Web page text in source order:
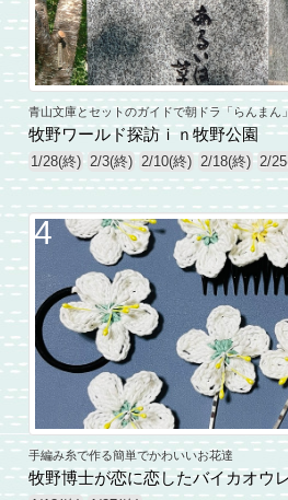
青山文庫とセットのガイドで朝ドラ「らんまん
牧野ワールド探訪ｉｎ牧野公園
1/28(終) 2/3(終) 2/10(終) 2/18(終) 2/
4
手編み糸で作る簡単でかわいいお花達
牧野博士が恋に恋したバイカオウ